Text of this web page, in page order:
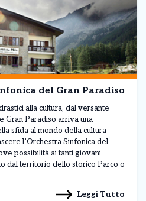
del Gran Paradiso
alla cultura, dal versante
Gran Paradiso arriva una
sfida al mondo della cultura
l’Orchestra Sinfonica del
possibilità ai tanti giovani
dal territorio dello storico Parco o
Leggi Tutto